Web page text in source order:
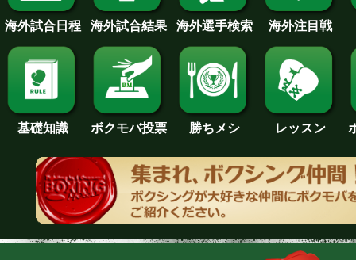
海外試合日程 海外試合結果 海外選手検索 海外注目戦
基礎知識 ボクモバ投票 勝ちメシ レッスン